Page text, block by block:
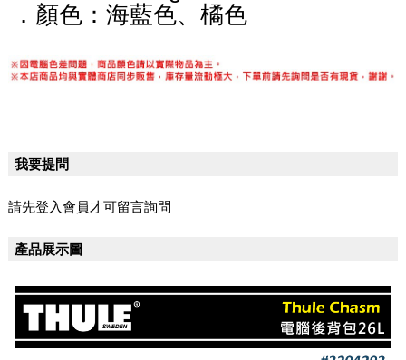
．顏色：海藍色、橘色
我要提問
請先登入會員才可留言詢問
產品展示圖